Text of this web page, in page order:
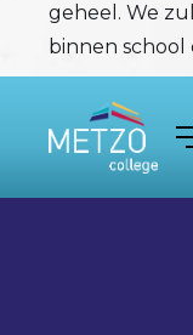
geheel. We
binnen school